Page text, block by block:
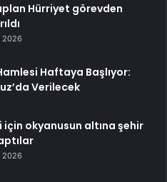
Hürriyet görevden
2026
Haftaya Başlıyor:
Verilecek
için okyanusun altına şehir
2026